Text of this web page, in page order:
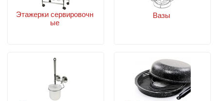
Этажерки сервировочн
ые
Вазы